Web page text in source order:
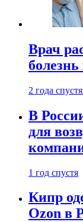
Врач
2 года спустя
В
для
1 год спустя
Кипр
Ozon в